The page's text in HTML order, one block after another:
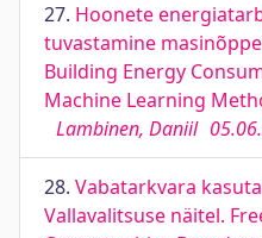
27. Hoonete
tuvastamine
Building Energy
Machine Learning
Lambinen, Daniil
28. Vabatarkvara
Vallavalitsuse näitel.